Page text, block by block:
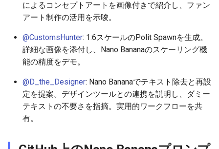
2026-05-18
2026-05-17
2026-05-15
2026-05-14
2025-11-02
2025-11-01
2025-10-30
2025-10-29
2026-05-18
2026-05-17
2026-05-15
2026-05-14
2025-11-02
2025-11-01
2025-10-30
2025-10-29
2026-05-15
2026-05-14
2026-05-13
2026-05-12
2026-05-11
2026-05-14
2026-05-13
2026-05-11
2026-05-10
2025-11-02
2025-11-01
2025-10-30
2025-10-29
によるコンセプトアートを画像付きで紹介し、ファン
アート制作の活用を示唆。
@CustomsHunter: 1:6スケールのPolit Spawnを生成。
詳細な画像を添付し、Nano Bananaのスケーリング機
能の精度をデモ。
@D_the_Designer: Nano Bananaでテキスト除去と再設
定を提案。デザインツールとの連携を説明し、ダミー
テキストの不要さを指摘。実用的ワークフローを共
有。